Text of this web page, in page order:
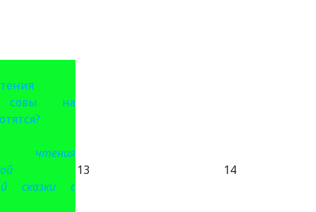
совы на
чтения
сказки с
13 14